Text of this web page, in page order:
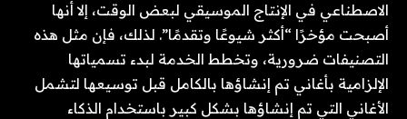
الاصطناعي في الإنتاج الموسيقي لبعض الوقت، إلا أنها
أصبحت مؤخرًا “أكثر شيوعًا وتقدمًا”. لذلك، فإن مثل هذه
التصنيفات ضرورية، وتخطط الخدمة لبدء تسمياتها
الإلزامية بأغاني تم إنشاؤها بالكامل قبل توسيعها لتشمل
الأغاني التي تم إنشاؤها بشكل كبير باستخدام الذكاء